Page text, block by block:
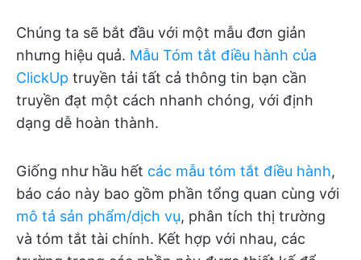
Chúng ta sẽ bắt đầu với một mẫu đơn giản
nhưng hiệu quả. Mẫu Tóm tắt điều hành của
ClickUp truyền tải tất cả thông tin bạn cần
truyền đạt một cách nhanh chóng, với định
dạng dễ hoàn thành.
Giống như hầu hết các mẫu tóm tắt điều hành,
báo cáo này bao gồm phần tổng quan cùng với
mô tả sản phẩm/dịch vụ, phân tích thị trường
và tóm tắt tài chính. Kết hợp với nhau, các